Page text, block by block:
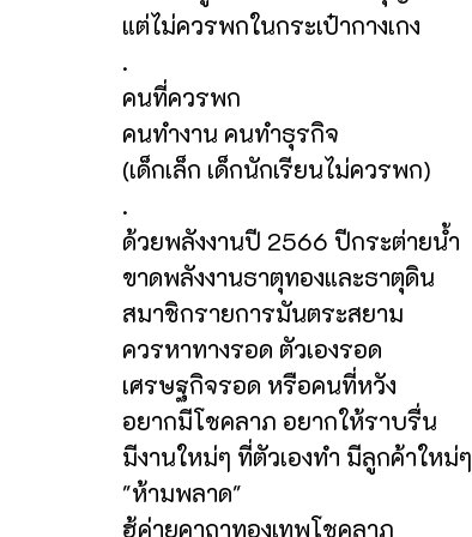
แต่ไม่ควรพกในกระเป๋ากางเกง
.
คนที่ควรพก
คนทำงาน คนทำธุรกิจ
(เด็กเล็ก เด็กนักเรียนไม่ควรพก)
.
ด้วยพลังงานปี 2566 ปีกระต่ายน้ำ
ขาดพลังงานธาตุทองและธาตุดิน
สมาชิกรายการมันตระสยาม
ควรหาทางรอด ตัวเองรอด
เศรษฐกิจรอด หรือคนที่หวัง
อยากมีโชคลาภ อยากให้ราบรื่น
มีงานใหม่ๆ ที่ตัวเองทำ มีลูกค้าใหม่ๆ
"ห้ามพลาด"
ฮู้ค่ายคาถาทองเทพโชคลาภ